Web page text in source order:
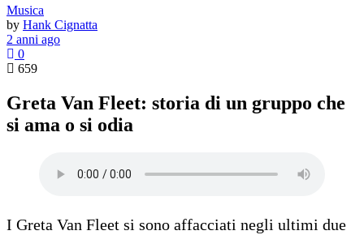
Musica
by Hank Cignatta
2 anni ago
0
659
Greta Van Fleet: storia di un gruppo che
si ama o si odia
I Greta Van Fleet si sono affacciati negli ultimi due